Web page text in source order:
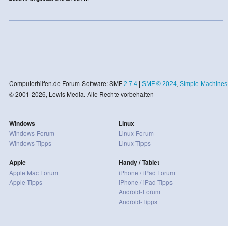
Computerhilfen.de Forum-Software: SMF 2.7.4| SMF © 2024, Simple Machines
© 2001-2026, Lewis Media. Alle Rechte vorbehalten
Windows
Windows-Forum
Windows-Tipps
Apple
Apple Mac Forum
Apple Tipps
Linux
Linux-Forum
Linux-Tipps
Handy / Tablet
iPhone / iPad Forum
iPhone / iPad Tipps
Android-Forum
Android-Tipps